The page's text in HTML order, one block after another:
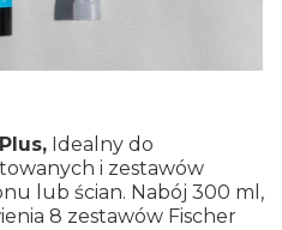
Idealny do
i zestawów
lub ścian. Nabój 300 ml,
8 zestawów Fischer